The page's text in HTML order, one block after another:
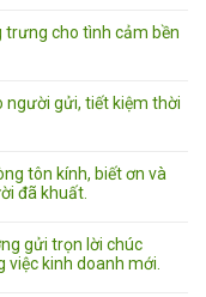
trưng cho tình cảm bền
người gửi, tiết kiệm thời
tôn kính, biết ơn và
đã khuất.
gửi trọn lời chúc
kinh doanh mới.